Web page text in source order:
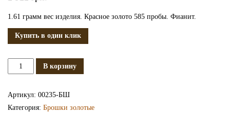
1.61 грамм вес изделия. Красное золото 585 пробы. Фианит.
Купить в один клик
КоличествоВ корзину
Артикул: 00235-БШ
Категория: Брошки золотые